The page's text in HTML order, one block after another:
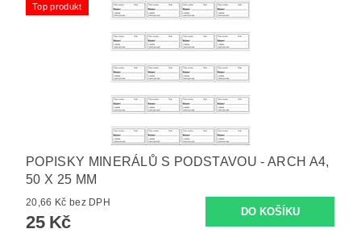
Top produkt
POPISKY MINERÁLŮ S PODSTAVOU - ARCH A4,
50 X 25 MM
20,66 Kč bez DPH
25 Kč